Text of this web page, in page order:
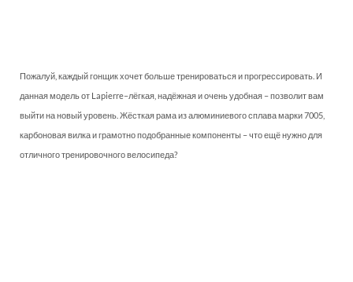
Пожалуй, каждый гонщик хочет больше тренироваться и прогрессировать. И
данная модель от Lapierre–лёгкая, надёжная и очень удобная – позволит вам
выйти на новый уровень. Жёсткая рама из алюминиевого сплава марки 7005,
карбоновая вилка и грамотно подобранные компоненты – что ещё нужно для
отличного тренировочного велосипеда?